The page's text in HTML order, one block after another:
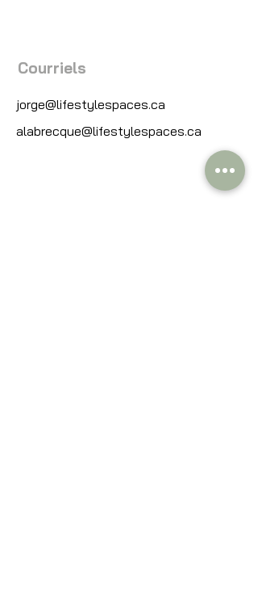
Courriels
jorge@lifestylespaces.ca
alabrecque@lifestylespaces.ca